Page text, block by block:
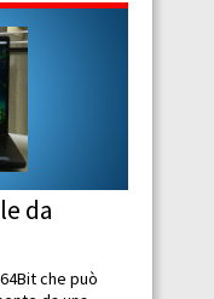
da
che può